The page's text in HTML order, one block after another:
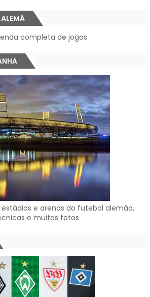
completa de jogos
e arenas do futebol alemão,
e muitas fotos